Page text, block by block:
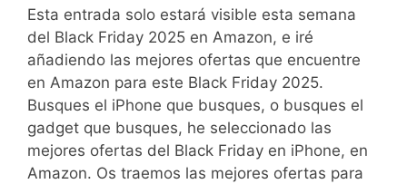
Esta entrada solo estará visible esta semana
del Black Friday 2025 en Amazon, e iré
añadiendo las mejores ofertas que encuentre
en Amazon para este Black Friday 2025.
Busques el iPhone que busques, o busques el
gadget que busques, he seleccionado las
mejores ofertas del Black Friday en iPhone, en
Amazon. Os traemos las mejores ofertas para